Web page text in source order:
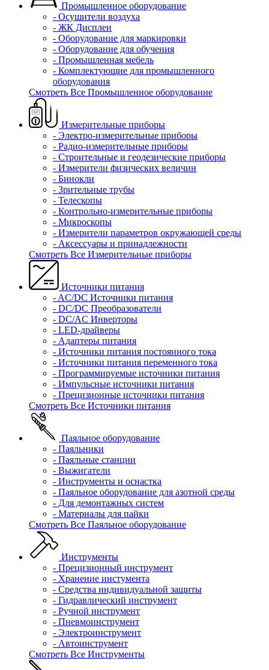
Промышленное оборудование
- Осушители воздуха
- ЖК Дисплеи
- Оборудование для маркировки
- Оборудование для обучения
- Промышленная мебель
- Комплектующие для промышленного
оборудования
Смотреть Все Промышленное оборудование
Измерительные приборы
- Электро-измерительные приборы
- Радио-измерительные приборы
- Строительные и геодезические приборы
- Измерители физических величин
- Бинокли
- Зрительные трубы
- Телескопы
- Контрольно-измерительные приборы
- Микроскопы
- Измерители параметров окружающей среды
- Аксессуары и принадлежности
Смотреть Все Измерительные приборы
Источники питания
- AC/DC Источники питания
- DC/DC Преобразователи
- DC/AC Инверторы
- LED-драйверы
- Адаптеры питания
- Источники питания постоянного тока
- Источники питания переменного тока
- Программируемые источники питания
- Импульсные источники питания
- Прецизионные источники питания
Смотреть Все Источники питания
Паяльное оборудование
- Паяльники
- Паяльные станции
- Выжигатели
- Инструменты и оснастка
- Паяльное оборудование для азотной среды
- Для демонтажных систем
- Материалы для пайки
Смотреть Все Паяльное оборудование
Инструменты
- Прецизионный инструмент
- Хранение инстумента
- Средства индивидуальной защиты
- Гидравлический инструмент
- Ручной инструмент
- Пневмоинструмент
- Электроинструмент
- Автоинструмент
Смотреть Все Инструменты